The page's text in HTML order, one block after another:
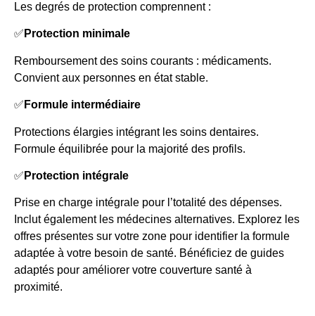
Les degrés de protection comprennent :
✅ Protection minimale
Remboursement des soins courants : médicaments.
Convient aux personnes en état stable.
✅ Formule intermédiaire
Protections élargies intégrant les soins dentaires.
Formule équilibrée pour la majorité des profils.
✅ Protection intégrale
Prise en charge intégrale pour l’totalité des dépenses.
Inclut également les médecines alternatives. Explorez les
offres présentes sur votre zone pour identifier la formule
adaptée à votre besoin de santé. Bénéficiez de guides
adaptés pour améliorer votre couverture santé à
proximité.